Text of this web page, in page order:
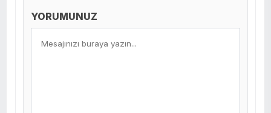
YORUMUNUZ